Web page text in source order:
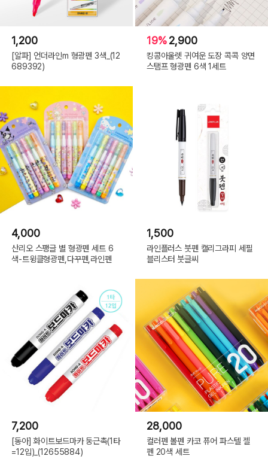
1,200
[알파] 언더라인m 형광펜 3색_(12
689392)
19%2,900
킹콩아울렛 귀여운 도장 콕콕 양면
스탬프 형광펜 6색 1세트
4,000
산리오 스팽글 별 형광펜 세트 6
색-트윙클형광펜,다꾸펜,라인펜
1,500
라인플러스 붓펜 캘리그라피 세필
블리스터 붓글씨
7,200
[동아] 화이트보드마카 둥근촉(1타
=12입)_(12655884)
28,000
컬러펜 볼펜 카코 퓨어 파스텔 젤
펜 20색 세트